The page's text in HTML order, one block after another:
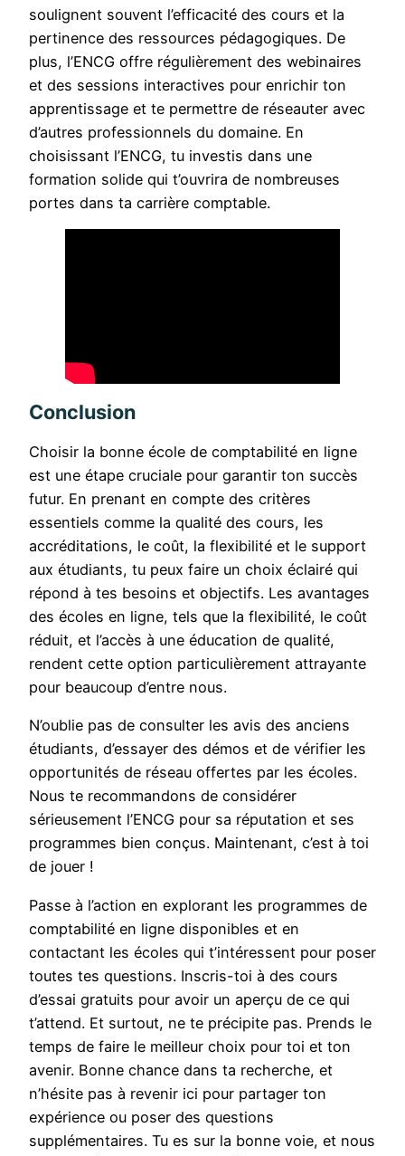
soulignent souvent l’efficacité des cours et la
pertinence des ressources pédagogiques. De
plus, l’ENCG offre régulièrement des webinaires
et des sessions interactives pour enrichir ton
apprentissage et te permettre de réseauter avec
d’autres professionnels du domaine. En
choisissant l’ENCG, tu investis dans une
formation solide qui t’ouvrira de nombreuses
portes dans ta carrière comptable.
Conclusion
Choisir la bonne école de comptabilité en ligne
est une étape cruciale pour garantir ton succès
futur. En prenant en compte des critères
essentiels comme la qualité des cours, les
accréditations, le coût, la flexibilité et le support
aux étudiants, tu peux faire un choix éclairé qui
répond à tes besoins et objectifs. Les avantages
des écoles en ligne, tels que la flexibilité, le coût
réduit, et l’accès à une éducation de qualité,
rendent cette option particulièrement attrayante
pour beaucoup d’entre nous.
N’oublie pas de consulter les avis des anciens
étudiants, d’essayer des démos et de vérifier les
opportunités de réseau offertes par les écoles.
Nous te recommandons de considérer
sérieusement l’ENCG pour sa réputation et ses
programmes bien conçus. Maintenant, c’est à toi
de jouer !
Passe à l’action en explorant les programmes de
comptabilité en ligne disponibles et en
contactant les écoles qui t’intéressent pour poser
toutes tes questions. Inscris-toi à des cours
d’essai gratuits pour avoir un aperçu de ce qui
t’attend. Et surtout, ne te précipite pas. Prends le
temps de faire le meilleur choix pour toi et ton
avenir. Bonne chance dans ta recherche, et
n’hésite pas à revenir ici pour partager ton
expérience ou poser des questions
supplémentaires. Tu es sur la bonne voie, et nous